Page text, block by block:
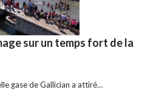
sur un temps fort de la
gase de Gallician a attiré…